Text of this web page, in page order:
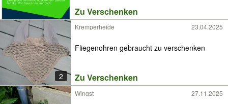
Zu Verschenken
2
Kremperheide 23.04.2025
Fliegenohren gebraucht zu verschenken
Zu Verschenken
Wingst 27.11.2025